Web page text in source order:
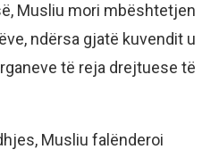
Musliu mori mbështetjen
ndërsa gjatë kuvendit u
të reja drejtuese të
Musliu falënderoi